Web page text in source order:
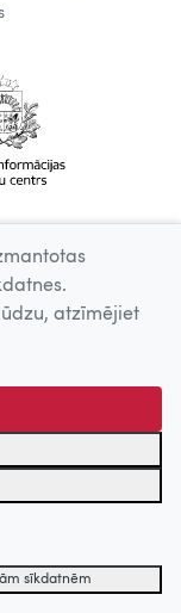
atzīmējiet
sīkdatnēm